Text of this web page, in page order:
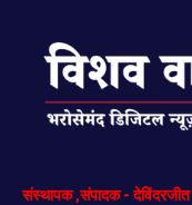
संस्थापक,संपादक-देविंदरजीत